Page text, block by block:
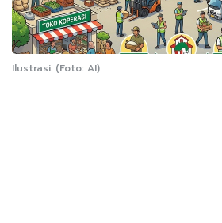
Ilustrasi. (Foto: AI)